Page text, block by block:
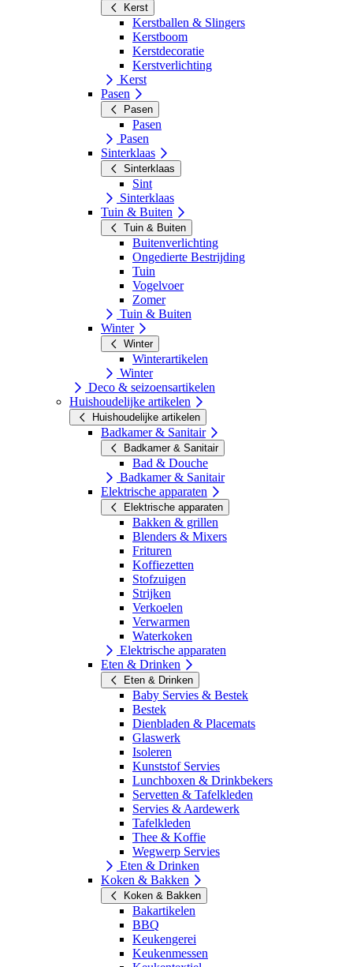
Kerst
Kerstballen & Slingers
Kerstboom
Kerstdecoratie
Kerstverlichting
Kerst
Pasen
Pasen
Pasen
Pasen
Sinterklaas
Sinterklaas
Sint
Sinterklaas
Tuin & Buiten
Tuin & Buiten
Buitenverlichting
Ongedierte Bestrijding
Tuin
Vogelvoer
Zomer
Tuin & Buiten
Winter
Winter
Winterartikelen
Winter
Deco & seizoensartikelen
Huishoudelijke artikelen
Huishoudelijke artikelen
Badkamer & Sanitair
Badkamer & Sanitair
Bad & Douche
Badkamer & Sanitair
Elektrische apparaten
Elektrische apparaten
Bakken & grillen
Blenders & Mixers
Frituren
Koffiezetten
Stofzuigen
Strijken
Verkoelen
Verwarmen
Waterkoken
Elektrische apparaten
Eten & Drinken
Eten & Drinken
Baby Servies & Bestek
Bestek
Dienbladen & Placemats
Glaswerk
Isoleren
Kunststof Servies
Lunchboxen & Drinkbekers
Servetten & Tafelkleden
Servies & Aardewerk
Tafelkleden
Thee & Koffie
Wegwerp Servies
Eten & Drinken
Koken & Bakken
Koken & Bakken
Bakartikelen
BBQ
Keukengerei
Keukenmessen